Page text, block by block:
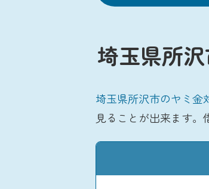
埼玉県所
埼玉県所沢市のヤミ金
見ることが出来ます。